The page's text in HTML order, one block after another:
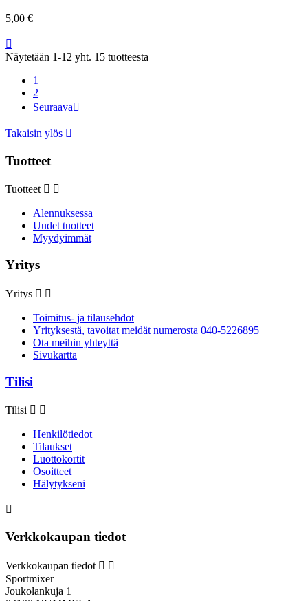
5,00 €

Näytetään 1-12 yht. 15 tuotteesta
1
2
Seuraava
Takaisin ylös 
Tuotteet
Tuotteet  
Alennuksessa
Uudet tuotteet
Myydyimmät
Yritys
Yritys  
Toimitus- ja tilausehdot
Yrityksestä, tavoitat meidät numerosta 040-5226895
Ota meihin yhteyttä
Sivukartta
Tilisi
Tilisi  
Henkilötiedot
Tilaukset
Luottokortit
Osoitteet
Hälytykseni

Verkkokaupan tiedot
Verkkokaupan tiedot  
Sportmixer
Joukolankuja 1